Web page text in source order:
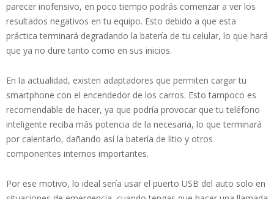
parecer inofensivo, en poco tiempo podrás comenzar a ver los
resultados negativos en tu equipo. Esto debido a que esta
práctica terminará degradando la batería de tu celular, lo que hará
que ya no dure tanto como en sus inicios.
En la actualidad, existen adaptadores que permiten cargar tu
smartphone con el encendedor de los carros. Esto tampoco es
recomendable de hacer, ya que podría provocar que tu teléfono
inteligente reciba más potencia de la necesaria, lo que terminará
por calentarlo, dañando así la batería de litio y otros
componentes internos importantes.
Por ese motivo, lo ideal sería usar el puerto USB del auto solo en